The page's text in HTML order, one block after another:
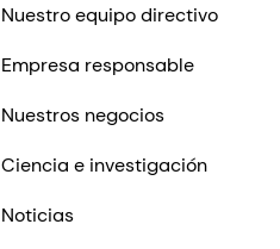
Nuestro equipo directivo
Empresa responsable
Nuestros negocios
Ciencia e investigación
Noticias